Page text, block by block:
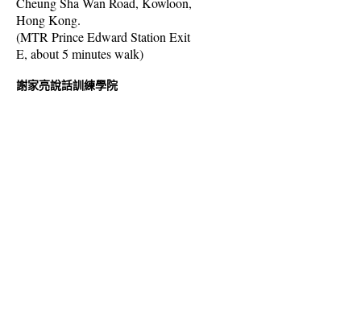
Hong Kong.
(MTR Prince Edward Station Exit
E, about 5 minutes walk)
謝家亮說話訓練學院